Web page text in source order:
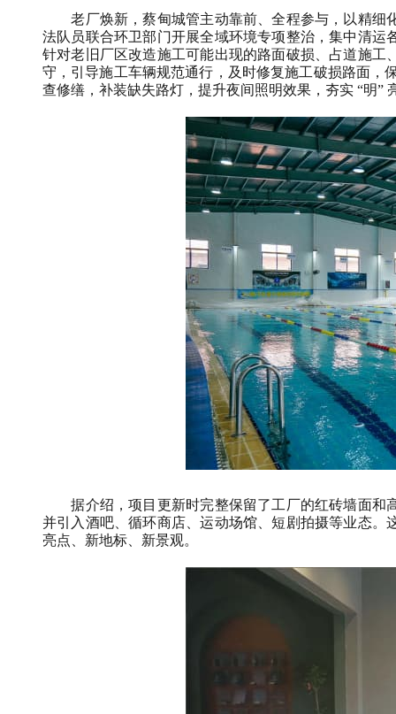
老厂焕新，蔡甸城管主动靠前、全程参与，以精细
法队员联合环卫部门开展全域环境专项整治，集中清
针对老旧厂区改造施工可能出现的路面破损、占道施
守，引导施工车辆规范通行，及时修复施工破损路面，
查修缮，补装缺失路灯，提升夜间照明效果，夯实 “明
据介绍，项目更新时完整保留了工厂的红砖墙面和
并引入酒吧、循环商店、运动场馆、短剧拍摄等业态
亮点、新地标、新景观。